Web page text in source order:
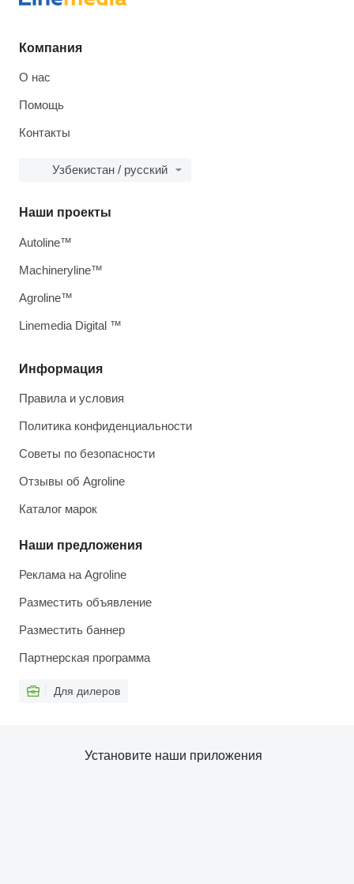
Компания
О нас
Помощь
Контакты
Узбекистан / русский
Информация
Правила и условия
Политика конфиденциальности
Советы по безопасности
Отзывы об Agroline
Каталог марок
Наши предложения
Реклама на Agroline
Разместить объявление
Разместить баннер
Партнерская программа
Для дилеров
Наши проекты
Autoline™
Machineryline™
Agroline™
Linemedia Digital ™
Установите наши приложения